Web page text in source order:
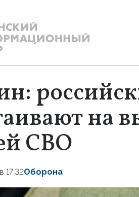
на
СВО
17:32Оборона